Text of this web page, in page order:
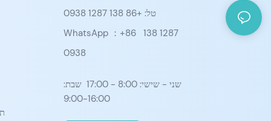
טל: +86 138 1287 0938
WhatsApp ：+86 138 1287
0938
שני - שישי: 8:00 - 17:00 שבת:
9:00-16:00